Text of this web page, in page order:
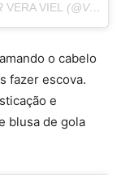
VERA VIEL (@VERAVIEL) EM
o cabelo
fazer escova.
e
blusa de gola